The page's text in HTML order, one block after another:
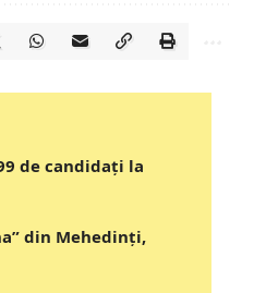
de candidați la
din Mehedinți,